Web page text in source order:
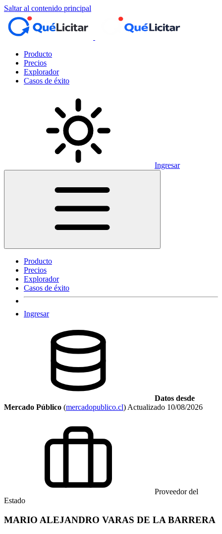
Saltar al contenido principal
Producto
Precios
Explorador
Casos de éxito
Ingresar
Producto
Precios
Explorador
Casos de éxito
Ingresar
Datos desde
Mercado Público (mercadopublico.cl) Actualizado 10/08/2026
Proveedor del
Estado
MARIO ALEJANDRO VARAS DE LA BARRERA